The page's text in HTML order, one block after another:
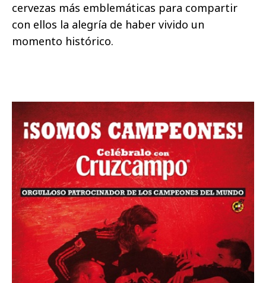
cervezas más emblemáticas para compartir
con ellos la alegría de haber vivido un
momento histórico.